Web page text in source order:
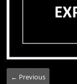
← Previous